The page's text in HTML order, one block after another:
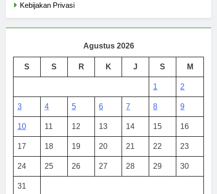
Kebijakan Privasi
Agustus 2026
S S R K J S M
1 2
3 4 5 6 7 8 9
10 11 12 13 14 15 16
17 18 19 20 21 22 23
24 25 26 27 28 29 30
31